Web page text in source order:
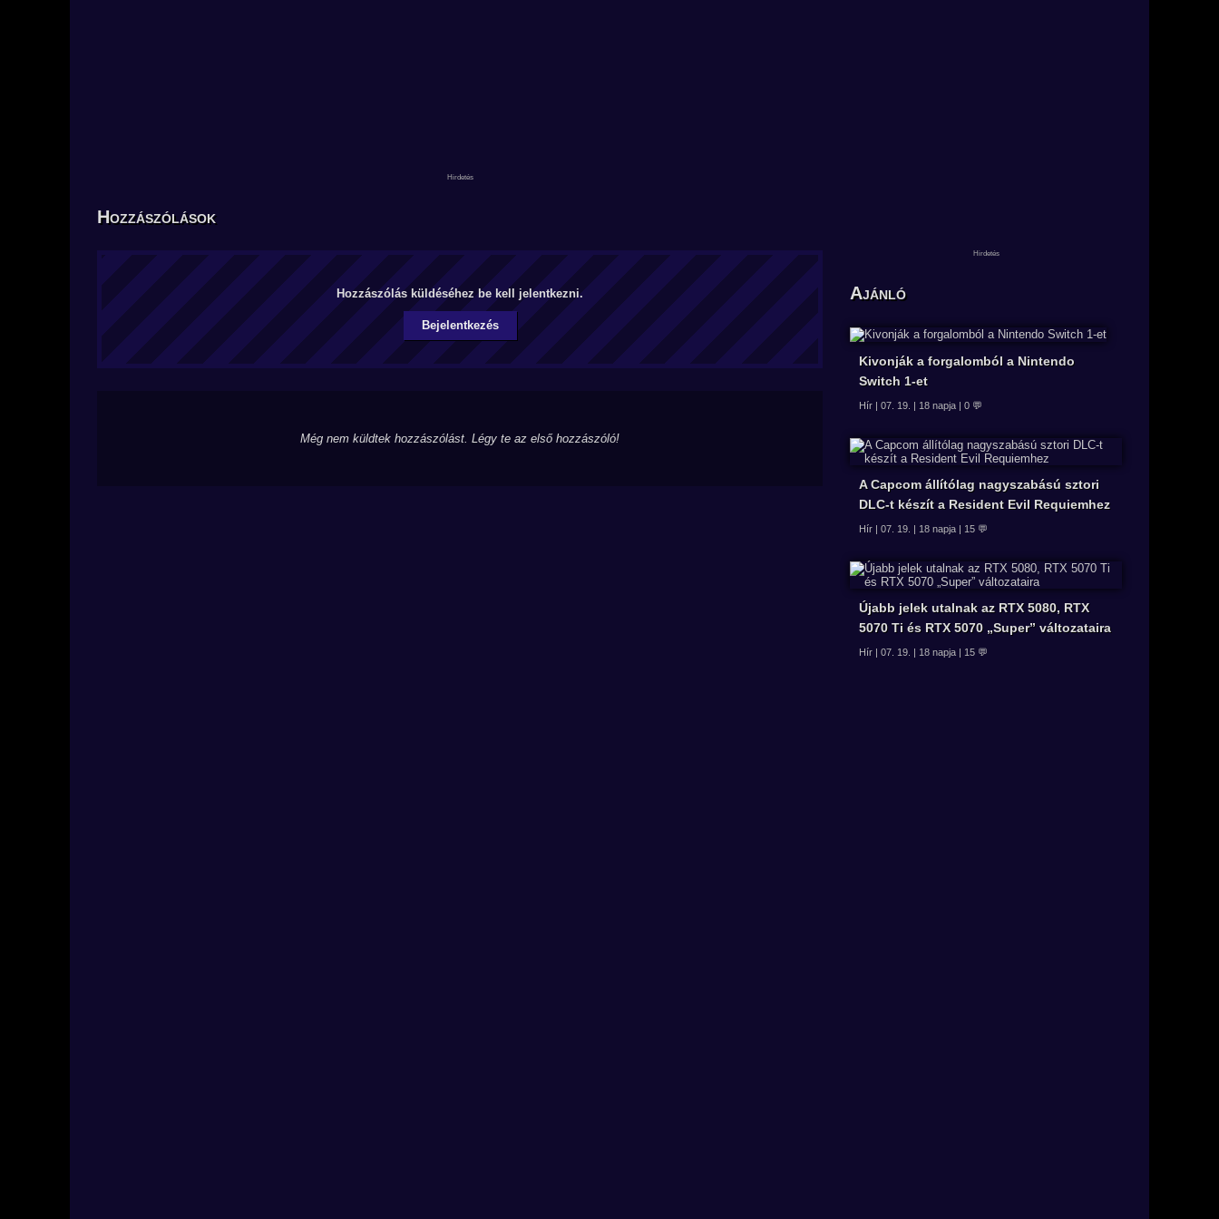
Hozzászólások
Hozzászólás küldéséhez be kell jelentkezni.
Bejelentkezés
Még nem küldtek hozzászólást. Légy te az első hozzászóló!
Ajánló
Kivonják a forgalomból a Nintendo
Switch 1-et
Hír | 07. 19. | 18 napja | 0 💬
A Capcom állítólag nagyszabású sztori
DLC-t készít a Resident Evil Requiemhez
Hír | 07. 19. | 18 napja | 15 💬
Újabb jelek utalnak az RTX 5080, RTX
5070 Ti és RTX 5070 „Super” változataira
Hír | 07. 19. | 18 napja | 15 💬